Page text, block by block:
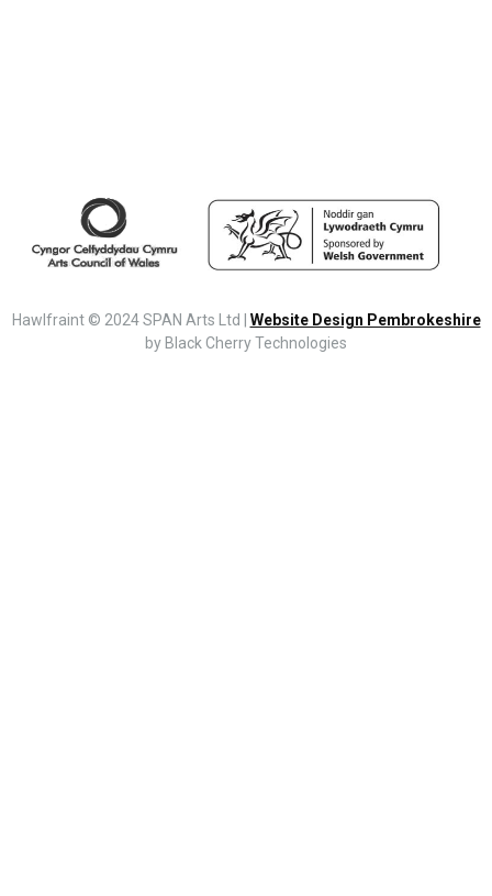
Hawlfraint © 2024 SPAN Arts Ltd | Website Design Pembrokeshire
by Black Cherry Technologies